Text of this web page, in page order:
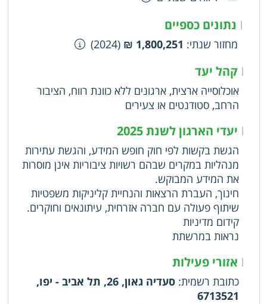
| נתונים כספיים
מחזור שנתי:
1,800,251 ₪
(2024)
|קהל יעד
אוכלוסייה ארצית, ארגונים ללא כוונת רווח, הציבור
הרחב, סטודנטים או צעירים
| יעדי הארגון לשנת 2025
הגשת בקשות לפי חוק חופש המידע, והגשת עתירות
מנהליות במקרים שבהם רשויות ציבוריות אינן מוסרות
את המידע המבוקש.
חינוך, העברת הרצאות והנחיית קליניקות משפטיות
שיתוף פעולה עם חברה אזרחית, עיתונאים וחוקרים.
קידום מדיניות
נראות במרשתת
| אזורי פעילות
כתובת רשמית:
סעדיה גאון, 26, תל אביב - יפו,
6713521